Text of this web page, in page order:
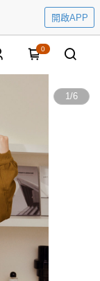
開啟APP
0
1/6